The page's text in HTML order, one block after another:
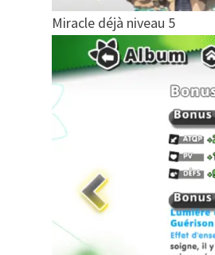
Miracle déjà niveau 5